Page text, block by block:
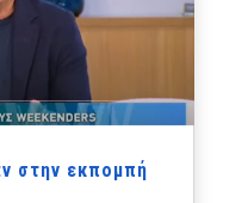
στην εκπομπή